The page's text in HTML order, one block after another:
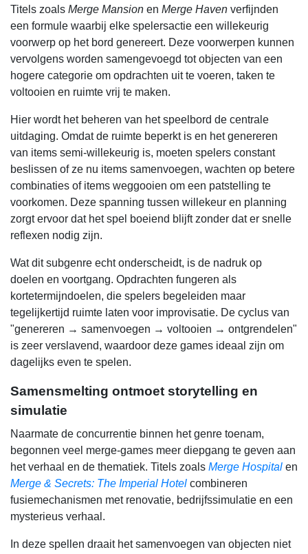
Titels zoals Merge Mansion en Merge Haven verfijnden
een formule waarbij elke spelersactie een willekeurig
voorwerp op het bord genereert. Deze voorwerpen kunnen
vervolgens worden samengevoegd tot objecten van een
hogere categorie om opdrachten uit te voeren, taken te
voltooien en ruimte vrij te maken.
Hier wordt het beheren van het speelbord de centrale
uitdaging. Omdat de ruimte beperkt is en het genereren
van items semi-willekeurig is, moeten spelers constant
beslissen of ze nu items samenvoegen, wachten op betere
combinaties of items weggooien om een patstelling te
voorkomen. Deze spanning tussen willekeur en planning
zorgt ervoor dat het spel boeiend blijft zonder dat er snelle
reflexen nodig zijn.
Wat dit subgenre echt onderscheidt, is de nadruk op
doelen en voortgang. Opdrachten fungeren als
kortetermijndoelen, die spelers begeleiden maar
tegelijkertijd ruimte laten voor improvisatie. De cyclus van
"genereren → samenvoegen → voltooien → ontgrendelen"
is zeer verslavend, waardoor deze games ideaal zijn om
dagelijks even te spelen.
Samensmelting ontmoet storytelling en
simulatie
Naarmate de concurrentie binnen het genre toenam,
begonnen veel merge-games meer diepgang te geven aan
het verhaal en de thematiek. Titels zoals Merge Hospital en
Merge & Secrets: The Imperial Hotel combineren
fusiemechanismen met renovatie, bedrijfssimulatie en een
mysterieus verhaal.
In deze spellen draait het samenvoegen van objecten niet